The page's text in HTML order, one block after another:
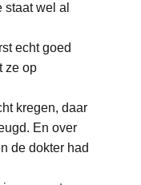
wel al
echt goed
ze op
kregen, daar
En over
de dokter had